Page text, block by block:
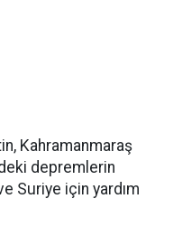
Kahramanmaraş
depremlerin
Suriye için yardım